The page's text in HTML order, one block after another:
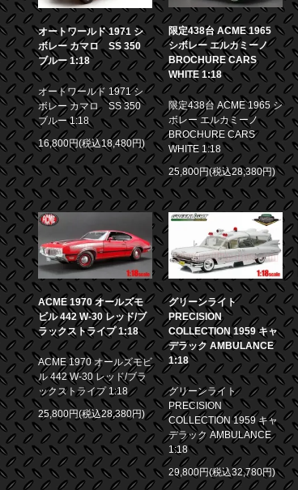
オートワールド 1971 シ
ボレー カマロ SS 350
ブルー 1:18
オートワールド 1971 シ
ボレー カマロ SS 350
ブルー 1:18
16,800円(税込18,480円)
限定438台 ACME 1965
シボレー エルカミーノ
BROCHURE CARS
WHITE 1:18
限定438台 ACME 1965 シ
ボレー エルカミーノ
BROCHURE CARS
WHITE 1:18
25,800円(税込28,380円)
ACME 1970 オールズモ
ビル 442 W-30 レッド/ブ
ラックストライプ 1:18
ACME 1970 オールズモビ
ル 442 W-30 レッド/ブラ
ックストライプ 1:18
25,800円(税込28,380円)
グリーンライト
PRECISION
COLLECTION 1959 キャ
デラック AMBULANCE
1:18
グリーンライト
PRECISION
COLLECTION 1959 キャ
デラック AMBULANCE
1:18
29,800円(税込32,780円)